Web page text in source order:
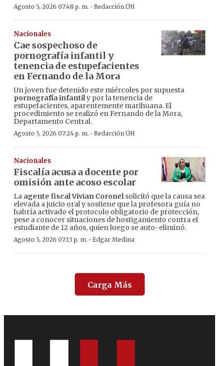
Agosto 5, 2026 07:48 p. m. · Redacción ÚH
Nacionales
Cae sospechoso de
pornografía infantil y
tenencia de estupefacientes
en Fernando de la Mora
Un joven fue detenido este miércoles por supuesta
pornografía infantily por la tenencia de
estupefacientes, aparentemente marihuana. El
procedimiento se realizó en Fernando de la Mora,
Departamento Central.
Agosto 5, 2026 07:24 p. m. · Redacción ÚH
Nacionales
Fiscalía acusa a docente por
omisión ante acoso escolar
La agente fiscal Vivian Coronelsolicitó que la causa sea
elevada a juicio oral y sostiene que la profesora guía no
habría activado el protocolo obligatorio de protección,
pese a conocer situaciones de hostigamiento contra el
estudiante de 12 años, quien luego se auto-eliminó.
Agosto 5, 2026 07:13 p. m. · Edgar Medina
Carga Más